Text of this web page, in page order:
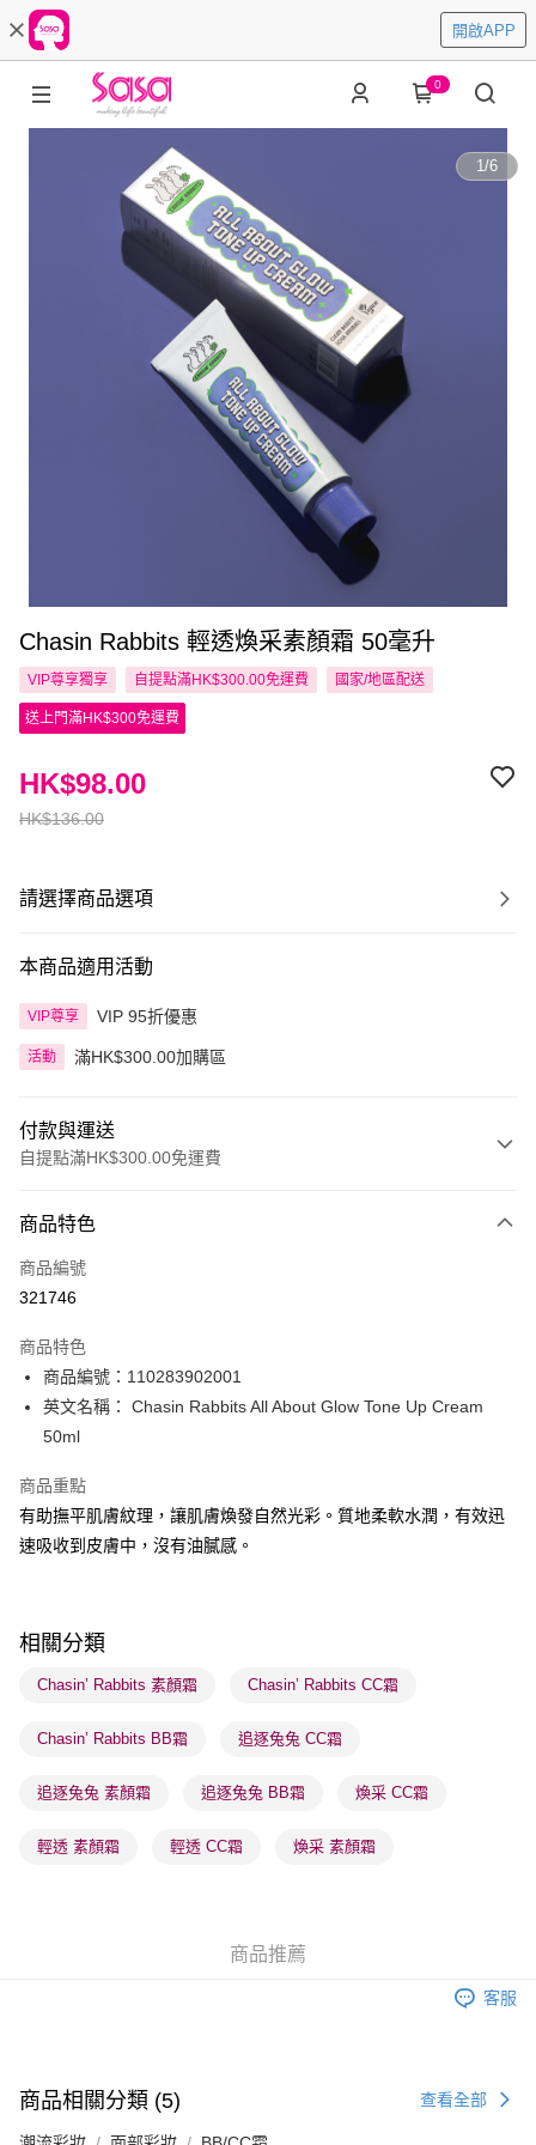
開啟APP
0
1/6
Chasin Rabbits 輕透煥采素顏霜 50毫升
VIP尊享獨享 自提點滿HK$300.00免運費 國家/地區配送
送上門滿HK$300免運費
HK$136.00
HK$98.00
請選擇商品選項
本商品適用活動
VIP尊享 VIP 95折優惠
活動 滿HK$300.00加購區
付款與運送
自提點滿HK$300.00免運費
信用卡
Apple Pay
PayMe
WeChat Pay
送貨方式
順豐自助櫃 - 確認發貨後1-3個工作天送達
順豐站及營業點 - 確認發貨後1-3個工作天送達
物流公司進行物流配送
取。逾期會取消訂單，並不會安排重寄
取。逾期會取消訂單，並不會安排重寄
商品特色
商品編號
321746
商品特色
商品編號：110283902001
英文名稱： Chasin Rabbits All About Glow Tone Up Cream
50ml
商品重點
有助撫平肌膚紋理，讓肌膚煥發自然光彩。質地柔軟水潤，有效迅
速吸收到皮膚中，沒有油膩感。
相關分類
Chasin’ Rabbits 素顏霜 Chasin’ Rabbits CC霜
Chasin’ Rabbits BB霜 追逐兔兔 CC霜
追逐兔兔 素顏霜 追逐兔兔 BB霜 煥采 CC霜
輕透 素顏霜 輕透 CC霜 煥采 素顏霜
商品推薦
客服
商品相關分類 (5) 查看全部